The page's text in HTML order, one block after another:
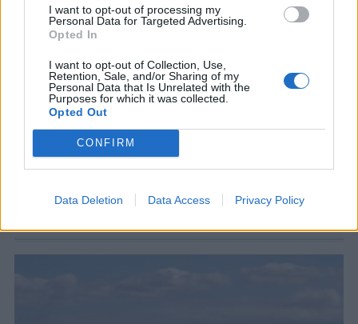
I want to opt-out of processing my
Personal Data for Targeted Advertising.
Opted In
I want to opt-out of Collection, Use,
Retention, Sale, and/or Sharing of my
Personal Data that Is Unrelated with the
Purposes for which it was collected.
Opted Out
CONFIRM
Data Deletion Data Access Privacy Policy
ΣΧΕΤΙΚΑ ΑΡΘΡΑ